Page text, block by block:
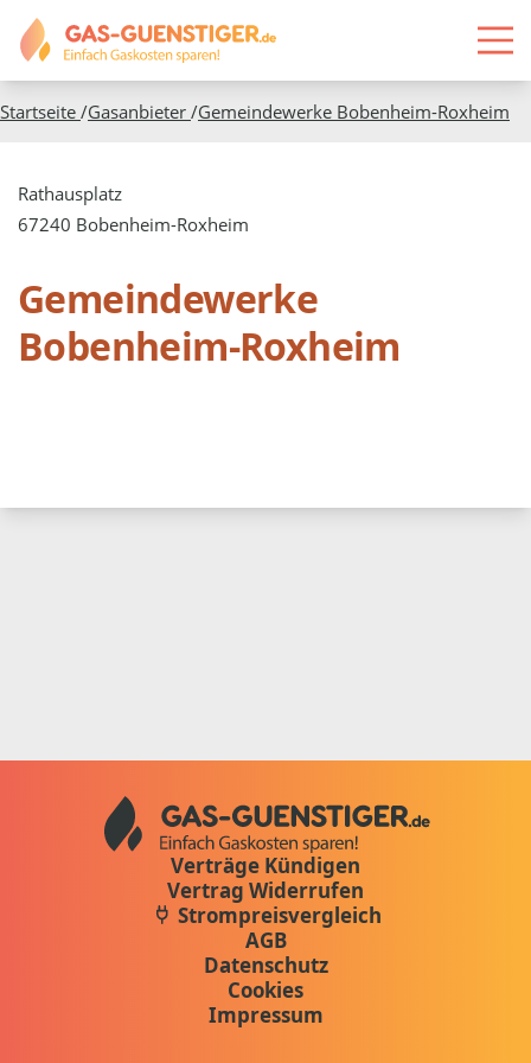
Startseite /Gasanbieter /Gemeindewerke Bobenheim-Roxheim
Gemeindewerke
Bobenheim-Roxheim
Rathausplatz
67240 Bobenheim-Roxheim
Verträge Kündigen
Vertrag Widerrufen
Strompreisvergleich
AGB
Datenschutz
Cookies
Impressum